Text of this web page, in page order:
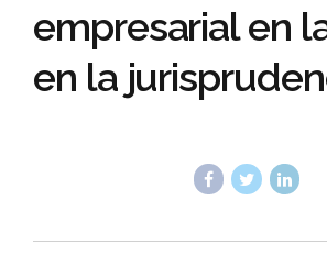
empresarial en
en la